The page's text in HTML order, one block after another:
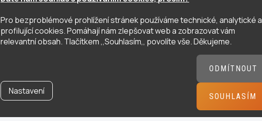
Pro bezproblémové prohlížení stránek používáme technické, analytické a
profilující cookies. Pomáhají nám zlepšovat web a zobrazovat vám
relevantní obsah. Tlačítkem ,,Souhlasím,, povolíte vše. Děkujeme.
Nastavení
ODMÍTNOUT
SOUHLASÍM